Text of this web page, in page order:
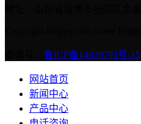
鲁ICP备14020793号-15
网站首页
新闻中心
产品中心